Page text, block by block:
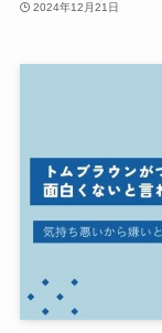
2024年12月21日